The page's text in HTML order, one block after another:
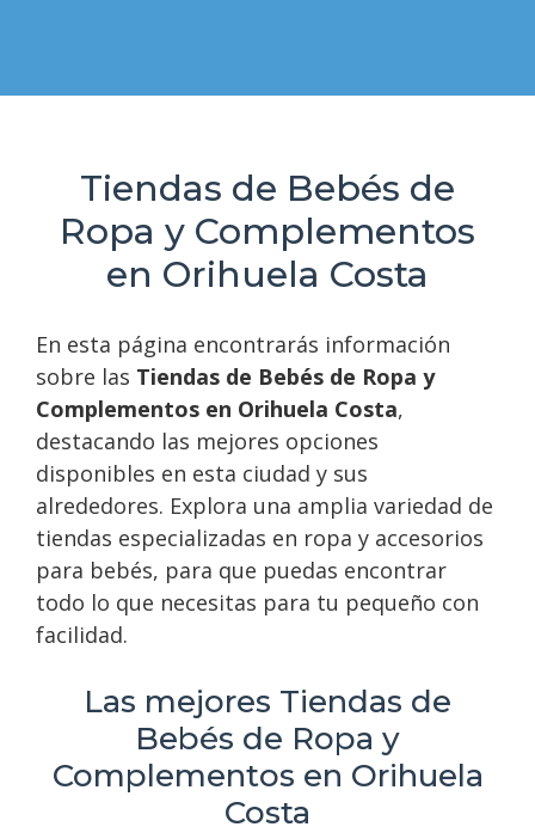
Tiendas de Bebés de
Ropa y Complementos
en Orihuela Costa
En esta página encontrarás información
sobre las Tiendas de Bebés de Ropa y
Complementos en Orihuela Costa,
destacando las mejores opciones
disponibles en esta ciudad y sus
alrededores. Explora una amplia variedad de
tiendas especializadas en ropa y accesorios
para bebés, para que puedas encontrar
todo lo que necesitas para tu pequeño con
facilidad.
Las mejores Tiendas de
Bebés de Ropa y
Complementos en Orihuela
Costa